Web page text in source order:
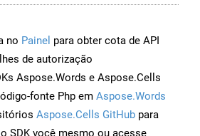
no Painel para obter cota de API
de autorização
Aspose.Words e Aspose.Cells
fonte Php em Aspose.Words
Aspose.Cells GitHub para
SDK você mesmo ou acesse